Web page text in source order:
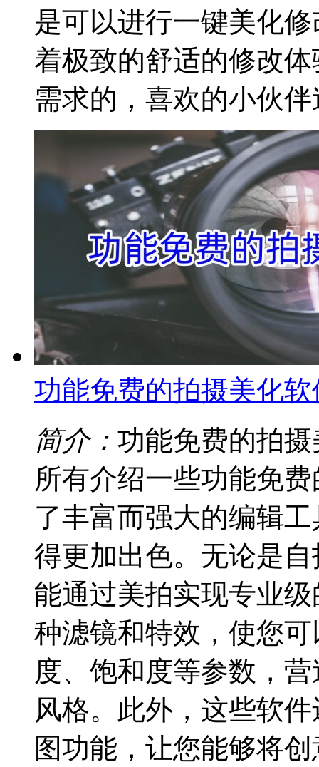
是可以进行一键美化
着极致的舒适的修改
需求的，喜欢的小伙
功能免费的拍摄美化软
简介： 功能免费的拍
所有介绍一些功能免
了丰富而强大的编辑
得更加出色。无论是
能通过美拍实现专业
种滤镜和特效，使您
度、饱和度等参数，
风格。此外，这些软
图功能，让您能够将